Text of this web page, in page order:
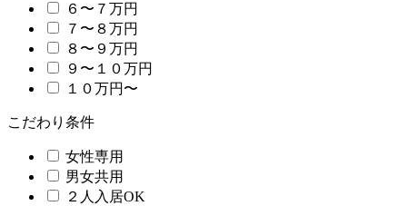
６〜７万円
７〜８万円
８〜９万円
９〜１０万円
１０万円〜
こだわり条件
女性専用
男女共用
２人入居OK